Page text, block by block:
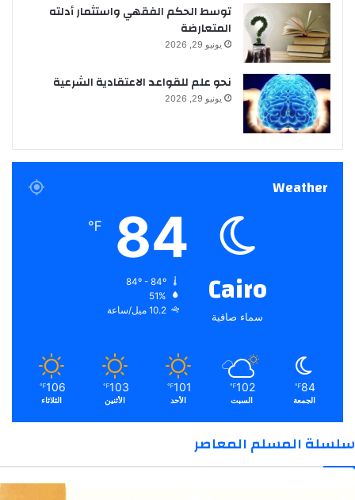
توسط الحكم الفقهي واستثمار أدلته
المتعارضة
يونيو 29, 2026
نحو علم للقواعد الاعتقادية الشرعية
يونيو 29, 2026
Weather
Cairo
سماء صافية
84
℉
51%
10.2 ميل/ساعة
84
℉
الجمعة
102
℉
السبت
101
℉
الأحد
103
℉
الأثنين
106
℉
الثلاثاء
سلسلة المسلم المعاصر